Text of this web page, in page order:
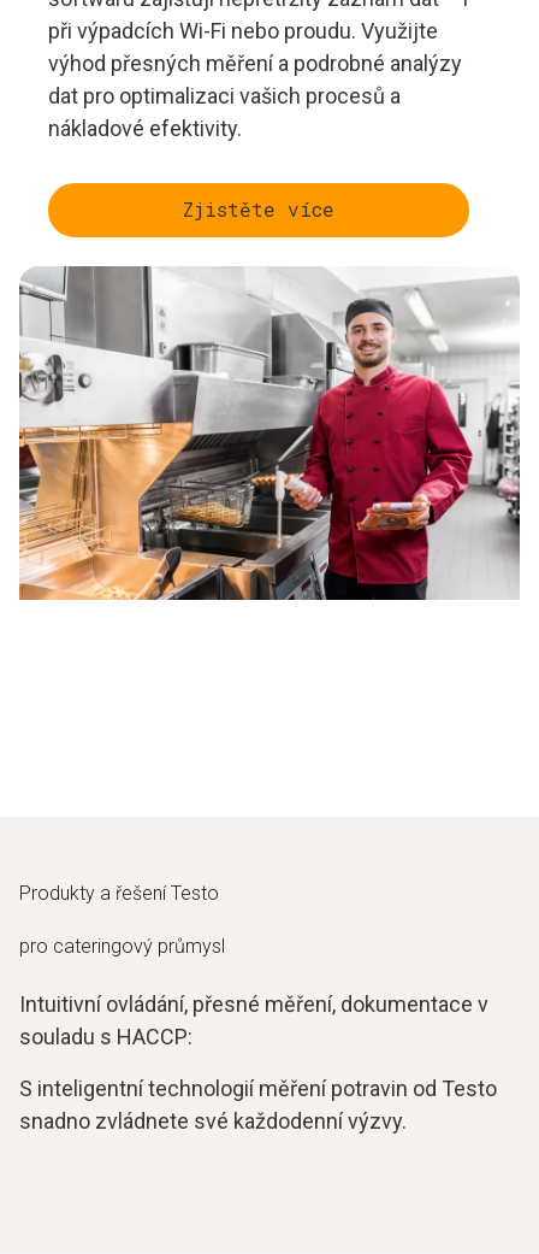
při výpadcích Wi-Fi nebo proudu. Využijte
výhod přesných měření a podrobné analýzy
dat pro optimalizaci vašich procesů a
nákladové efektivity.
Zjistěte více
Produkty a řešení Testo
pro cateringový průmysl
Intuitivní ovládání, přesné měření, dokumentace v
souladu s HACCP:
S inteligentní technologií měření potravin od Testo
snadno zvládnete své každodenní výzvy.